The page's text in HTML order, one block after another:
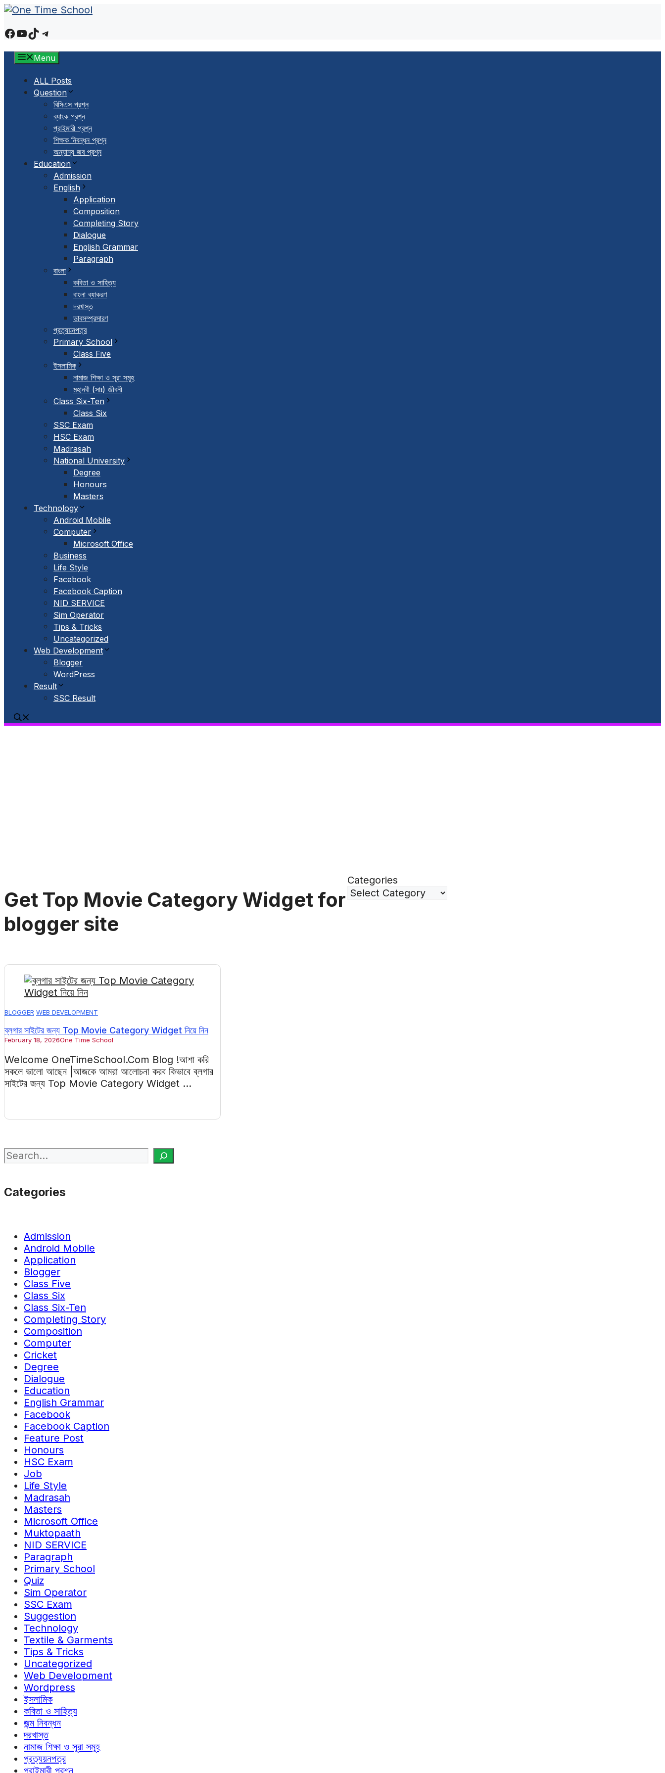
Skip
content
Facebook
YouTube
TikTokTelegram
Menu
ALL Posts
Question
বিসিএস প্রশ্ন
ব্যাংক প্রশ্ন
প্রাইমারী প্রশ্ন
শিক্ষক নিবন্ধন প্রশ্ন
অন্যান্য জব প্রশ্ন
Education
Admission
English
Application
Composition
Completing Story
Dialogue
English Grammar
Paragraph
বাংলা
কবিতা ও সাহিত্য
বাংলা ব্যাকরণ
দরখাস্ত
ভাবসম্প্রসারণ
প্রত্যয়নপত্র
Primary School
Class Five
ইসলামিক
নামাজ শিক্ষা ও সূরা সমূহ
মহানবী (সাঃ) জীবনী
Class Six-Ten
Class Six
SSC Exam
HSC Exam
Madrasah
National University
Degree
Honours
Masters
Technology
Android Mobile
Computer
Microsoft Office
Business
Life Style
Facebook
Facebook Caption
NID SERVICE
Sim Operator
Tips & Tricks
Uncategorized
Web Development
Blogger
WordPress
Result
SSC Result
Get Top Movie Category Widget for
blogger site
Categories
BLOGGER WEB DEVELOPMENT
ব্লগার সাইটের জন্য Top Movie Category Widget নিয়ে নিন
February 18, 2026One Time School
Welcome OneTimeSchool.Com Blog !আশা করি
সকলে ভালো আছেন |আজকে আমরা আলোচনা করব কিভাবে ব্লগার
সাইটের জন্য Top Movie Category Widget ...
Search
Categories
Admission
Android Mobile
Application
Blogger
Class Five
Class Six
Class Six-Ten
Completing Story
Composition
Computer
Cricket
Degree
Dialogue
Education
English Grammar
Facebook
Facebook Caption
Feature Post
Honours
HSC Exam
Job
Life Style
Madrasah
Masters
Microsoft Office
Muktopaath
NID SERVICE
Paragraph
Primary School
Quiz
Sim Operator
SSC Exam
Suggestion
Technology
Textile & Garments
Tips & Tricks
Uncategorized
Web Development
Wordpress
ইসলামিক
কবিতা ও সাহিত্য
জন্ম নিবন্ধন
দরখাস্ত
নামাজ শিক্ষা ও সূরা সমূহ
প্রত্যয়নপত্র